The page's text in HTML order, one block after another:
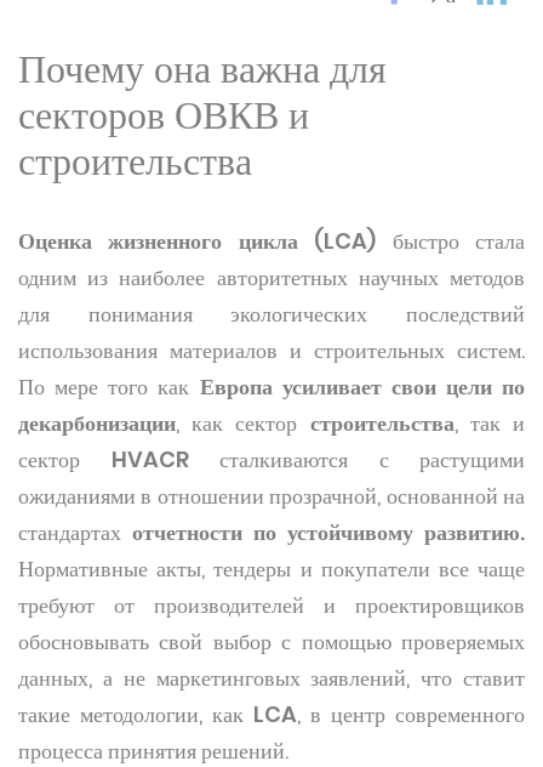
Почему она важна для
секторов ОВКВ и
строительства
Оценка жизненного цикла (LCA) быстро стала
одним из наиболее авторитетных научных методов
для понимания экологических последствий
использования материалов и строительных систем.
По мере того как Европа усиливает свои цели по
декарбонизации, как сектор строительства, так и
сектор HVACRсталкиваются с растущими
ожиданиями в отношении прозрачной, основанной на
стандартах отчетности по устойчивому развитию.
Нормативные акты, тендеры и покупатели все чаще
требуют от производителей и проектировщиков
обосновывать свой выбор с помощью проверяемых
данных, а не маркетинговых заявлений, что ставит
такие методологии, как LCA, в центр современного
процесса принятия решений.